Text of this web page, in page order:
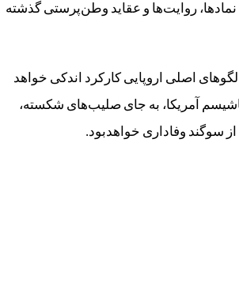
نمادها، روایت‌ها و عقاید وطن‌پرستی گذشته
اصلی اروپایی کارکرد اندکی خواهد
آمریکا، به جای صلیب‌های شکسته،
سوگند وفاداری خواهدبود.